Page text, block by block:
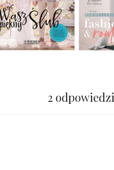
2 odpowiedzi